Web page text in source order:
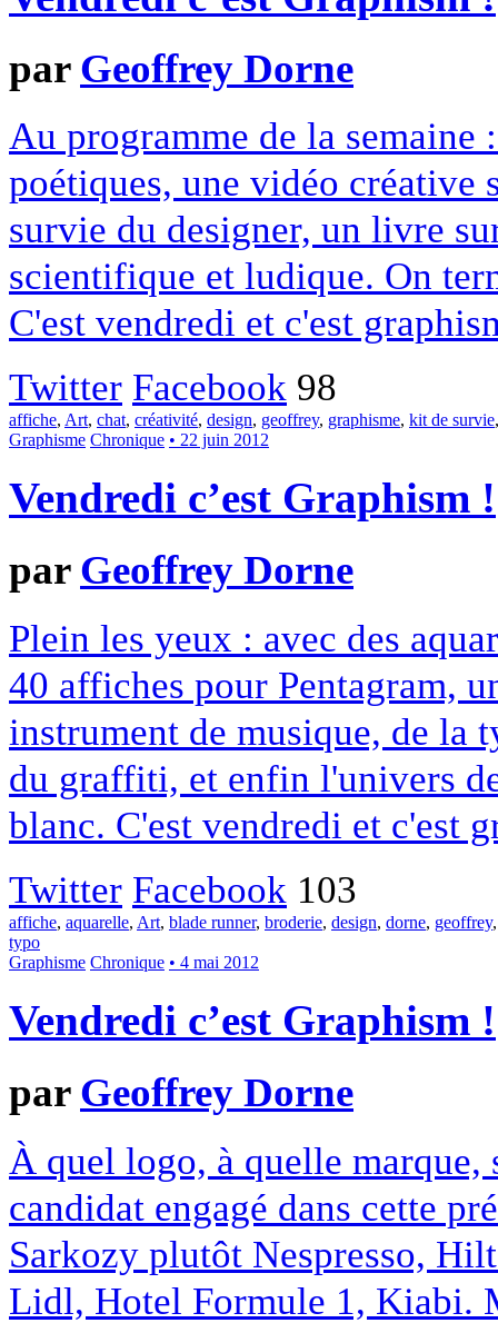
par Geoffrey Dorne
Au programme de la semaine
poétiques, une vidéo créative
survie du designer, un livre
scientifique et ludique. On
C'est vendredi et c'est
Twitter Facebook 98
affiche, Art, chat, créativité, design, geoffrey, graphisme, kit de survie
Graphisme Chronique • 22 juin 2012
Vendredi c’est Graphism !
par Geoffrey Dorne
Plein les yeux : avec des
40 affiches pour Pentagram,
instrument de musique, de la
du graffiti, et enfin l'univers
blanc. C'est vendredi et c'est
Twitter Facebook 103
affiche, aquarelle, Art, blade runner, broderie, design, dorne, geoffrey
typo
Graphisme Chronique • 4 mai 2012
Vendredi c’est Graphism !
par Geoffrey Dorne
À quel logo, à quelle marque,
candidat engagé dans cette
Sarkozy plutôt Nespresso,
Lidl, Hotel Formule 1, Kiabi.